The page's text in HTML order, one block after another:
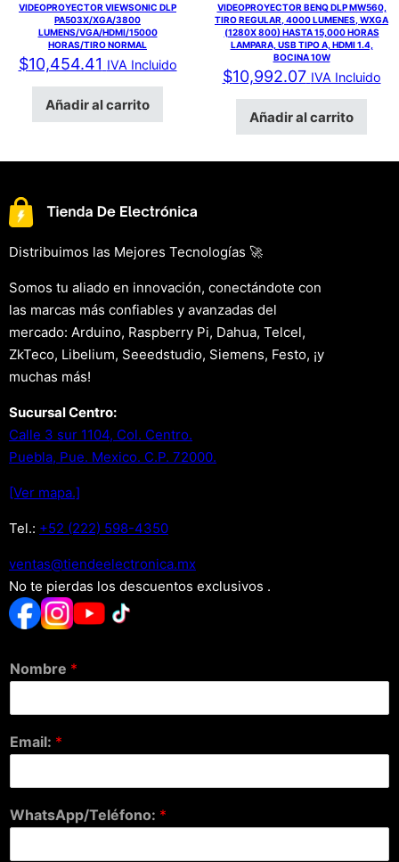
VIDEOPROYECTOR VIEWSONIC DLP
PA503X/XGA/3800
LUMENS/VGA/HDMI/15000
HORAS/TIRO NORMAL
$10,454.41 IVA Incluido
Añadir al carrito
VIDEOPROYECTOR BENQ DLP MW560,
TIRO REGULAR, 4000 LUMENES, WXGA
(1280X 800) HASTA 15,000 HORAS
LAMPARA, USB TIPO A, HDMI 1.4,
BOCINA 10W
$10,992.07 IVA Incluido
Añadir al carrito
Distribuimos las Mejores Tecnologías 🚀
Somos tu aliado en innovación, conectándote con
las marcas más confiables y avanzadas del
mercado: Arduino, Raspberry Pi, Dahua, Telcel,
ZkTeco, Libelium, Seeedstudio, Siemens, Festo, ¡y
muchas más!
Sucursal Centro:
Calle 3 sur 1104, Col. Centro.
Puebla, Pue. Mexico. C.P. 72000.
[Ver mapa.]
Tel.: +52 (222) 598-4350
xm.acinortceleedneit@satnev
No te pierdas los descuentos exclusivos .
Nombre *
Email: *
WhatsApp/Teléfono: *